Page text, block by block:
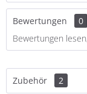
Bewertungen
0
Bewertungen
Zubehör 2